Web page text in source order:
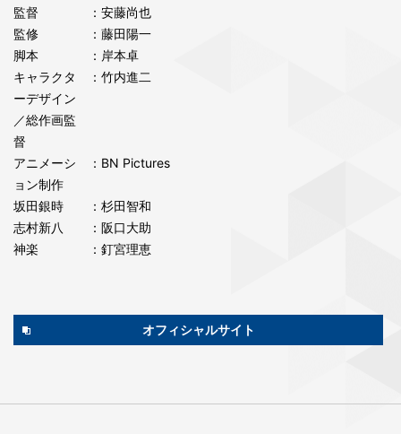
監督
：安藤尚也
監修
：藤田陽一
脚本
：岸本卓
キャラクタ
ーデザイン
／総作画監
督
：竹内進二
アニメーシ
ョン制作
：BN Pictures
坂田銀時
：杉田智和
志村新八
：阪口大助
神楽
：釘宮理恵
オフィシャルサイト